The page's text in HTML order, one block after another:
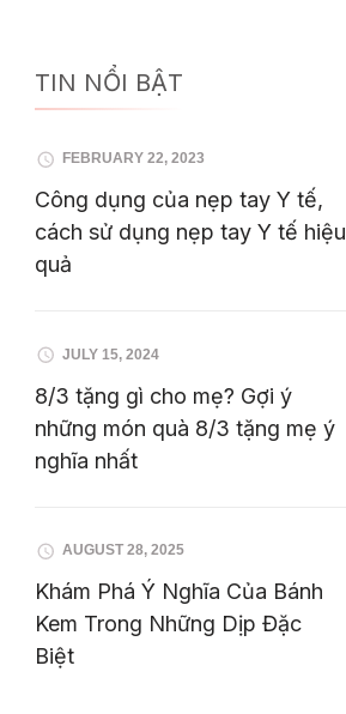
TIN NỔI BẬT
FEBRUARY 22, 2023
Công dụng của nẹp tay Y tế,
cách sử dụng nẹp tay Y tế hiệu
quả
JULY 15, 2024
8/3 tặng gì cho mẹ? Gợi ý
những món quà 8/3 tặng mẹ ý
nghĩa nhất
AUGUST 28, 2025
Khám Phá Ý Nghĩa Của Bánh
Kem Trong Những Dịp Đặc
Biệt